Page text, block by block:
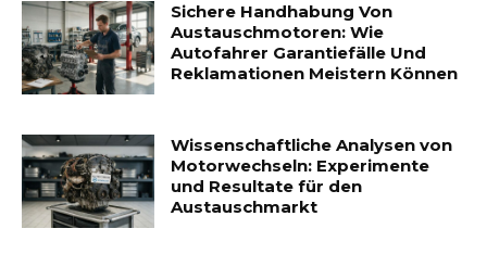
Sichere Handhabung Von
Austauschmotoren: Wie
Autofahrer Garantiefälle Und
Reklamationen Meistern Können
Wissenschaftliche Analysen von
Motorwechseln: Experimente
und Resultate für den
Austauschmarkt